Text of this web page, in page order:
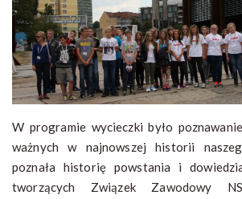
W programie wycieczki było
ważnych w najnowszej historii
poznała historię powstania i
tworzących Związek Zawodowy